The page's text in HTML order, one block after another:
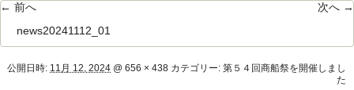
← 前へ
次へ →
news20241112_01
公開日時: 11月 12, 2024 @ 656 × 438 カテゴリー: 第５４回商船祭を開催しまし
た